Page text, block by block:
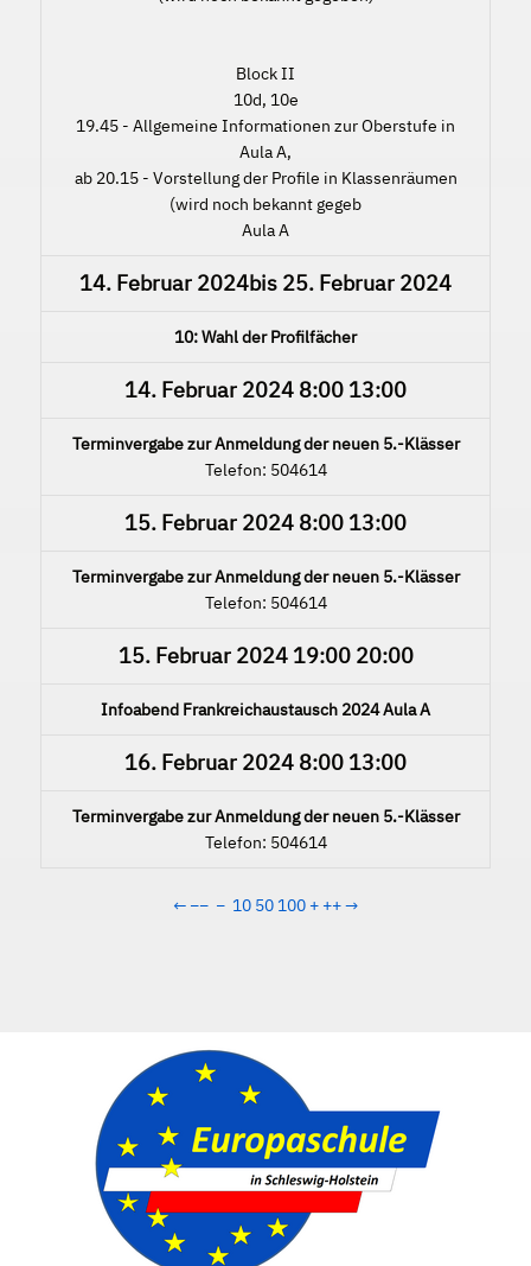
Block II
10d, 10e
19.45 - Allgemeine Informationen zur Oberstufe in
Aula A,
ab 20.15 - Vorstellung der Profile in Klassenräumen
(wird noch bekannt gegeb
Aula A
14. Februar 2024bis 25. Februar 2024
10: Wahl der Profilfächer
14. Februar 2024 8:00 13:00
Terminvergabe zur Anmeldung der neuen 5.-Klässer
Telefon: 504614
15. Februar 2024 8:00 13:00
Terminvergabe zur Anmeldung der neuen 5.-Klässer
Telefon: 504614
15. Februar 202419:00 20:00
Infoabend Frankreichaustausch 2024 Aula A
16. Februar 2024 8:00 13:00
Terminvergabe zur Anmeldung der neuen 5.-Klässer
Telefon: 504614
← −− − 10 50 100 + ++→